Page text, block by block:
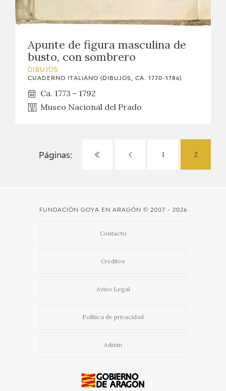
Apunte de figura masculina de
busto, con sombrero
DIBUJOS
CUADERNO ITALIANO (DIBUJOS, CA. 1770-1786)
Ca. 1773 - 1792
Museo Nacional del Prado
Páginas: 1 2
FUNDACIÓN GOYA EN ARAGÓN © 2007 - 2026
Contacto
Créditos
Aviso Legal
Política de privacidad
Admin